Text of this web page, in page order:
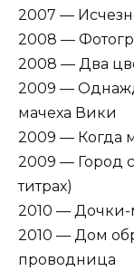
2007 —
2008 —
2008 — Два
2009 —
мачеха Вики
2009 — Когда
2009 — Город
титрах)
2010 — Дочки-
2010 — Дом
проводница